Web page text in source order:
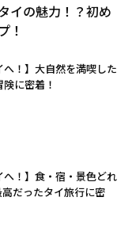
イの魅力！？初め
！
へ！】大自然を満喫した
に密着！
へ！】食・宿・景色どれ
高だったタイ旅行に密